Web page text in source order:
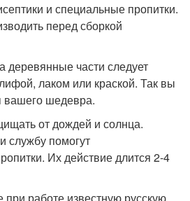
и специальные пропитки.
перед сборкой
деревянные части следует
лаком или краской. Так вы
вашего шедевра.
от дождей и солнца.
службу помогут
Их действие длится 2-4